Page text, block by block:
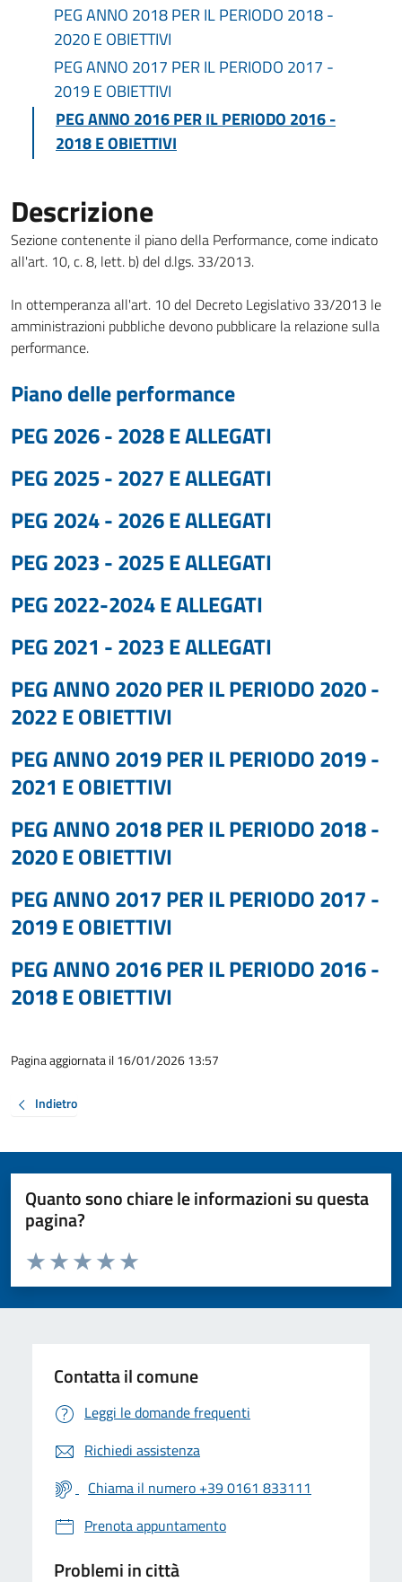
PEG ANNO 2018 PER IL PERIODO 2018 -
2020 E OBIETTIVI
PEG ANNO 2017 PER IL PERIODO 2017 -
2019 E OBIETTIVI
PEG ANNO 2016 PER IL PERIODO 2016 -
2018 E OBIETTIVI
Descrizione
Sezione contenente il piano della Performance, come indicato
all'art. 10, c. 8, lett. b) del d.lgs. 33/2013.
In ottemperanza all'art. 10 del Decreto Legislativo 33/2013 le
amministrazioni pubbliche devono pubblicare la relazione sulla
performance.
Piano delle performance
PEG 2026 - 2028 E ALLEGATI
PEG 2025 - 2027 E ALLEGATI
PEG 2024 - 2026 E ALLEGATI
PEG 2023 - 2025 E ALLEGATI
PEG 2022-2024 E ALLEGATI
PEG 2021 - 2023 E ALLEGATI
PEG ANNO 2020 PER IL PERIODO 2020 -
2022 E OBIETTIVI
PEG ANNO 2019 PER IL PERIODO 2019 -
2021 E OBIETTIVI
PEG ANNO 2018 PER IL PERIODO 2018 -
2020 E OBIETTIVI
PEG ANNO 2017 PER IL PERIODO 2017 -
2019 E OBIETTIVI
PEG ANNO 2016 PER IL PERIODO 2016 -
2018 E OBIETTIVI
Pagina aggiornata il 16/01/2026 13:57
Indietro
Quanto sono chiare le informazioni su questa
pagina?
Valuta da 1 a 5 stelle la pagina
Valuta 5 stelle su 5
Valuta 4 stelle su 5
Valuta 3 stelle su 5
Valuta 2 stelle su 5
Valuta 1 stelle su 5
Contatta il comune
Leggi le domande frequenti
Richiedi assistenza
Chiama il numero +39 0161 833111
Prenota appuntamento
Problemi in città